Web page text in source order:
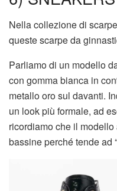
Nella collezione di
queste scarpe da
Parliamo di un modello
con gomma bianca in
metallo oro sul davanti.
un look più formale, ad
ricordiamo che il
bassine perché tende ad